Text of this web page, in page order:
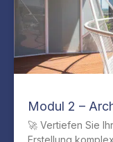
Modul 2 –
🚀 Vertiefen Sie
Erstellung